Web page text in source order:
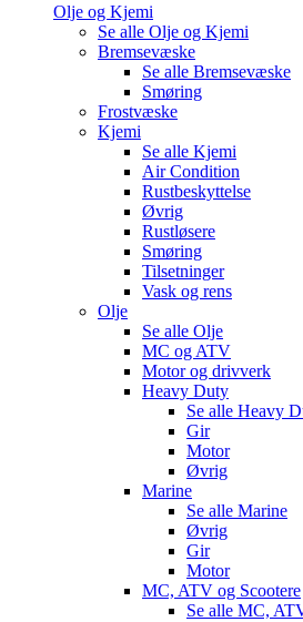
Olje og Kjemi
Se alle Olje og Kjemi
Bremsevæske
Se alle Bremsevæske
Smøring
Frostvæske
Kjemi
Se alle Kjemi
Air Condition
Rustbeskyttelse
Øvrig
Rustløsere
Smøring
Tilsetninger
Vask og rens
Olje
Se alle Olje
MC og ATV
Motor og drivverk
Heavy Duty
Se alle Heavy
Gir
Motor
Øvrig
Marine
Se alle Marine
Øvrig
Gir
Motor
MC, ATV og Scootere
Se alle MC,